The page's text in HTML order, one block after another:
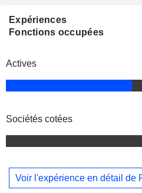
Expériences
Fonctions occupées
Actives
Sociétés cotées
Voir l'expérience en détail de